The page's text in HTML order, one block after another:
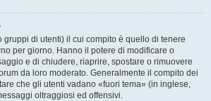
gruppi di utenti) il cui compito è quello di tenere
per giorno. Hanno il potere di modificare o
e di chiudere, riaprire, spostare o rimuovere
da loro moderato. Generalmente il compito dei
che gli utenti vadano «fuori tema» (in inglese,
oltraggiosi ed offensivi.